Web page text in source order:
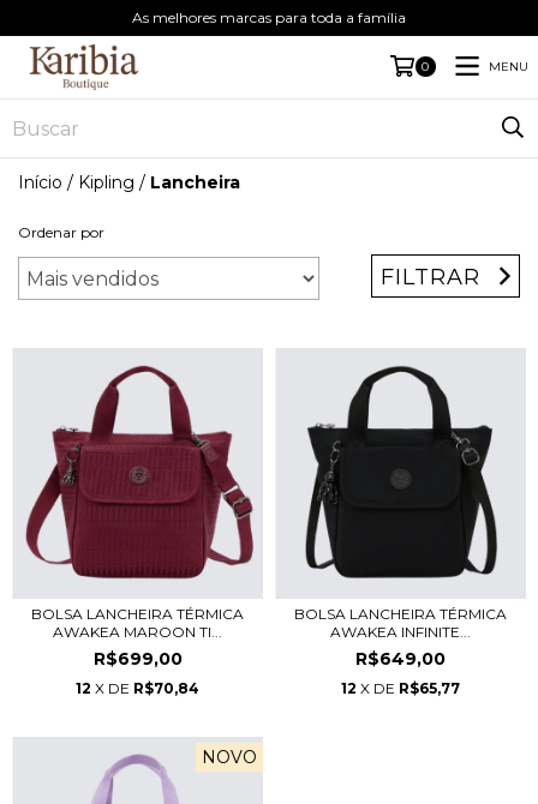
As melhores marcas para toda a família
0 MENU
Início / Kipling / Lancheira
Ordenar por
FILTRAR
BOLSA LANCHEIRA TÉRMICA
AWAKEA MAROON TI...
R$699,00
12 X DE R$70,84
BOLSA LANCHEIRA TÉRMICA
AWAKEA INFINITE...
R$649,00
12 X DE R$65,77
NOVO